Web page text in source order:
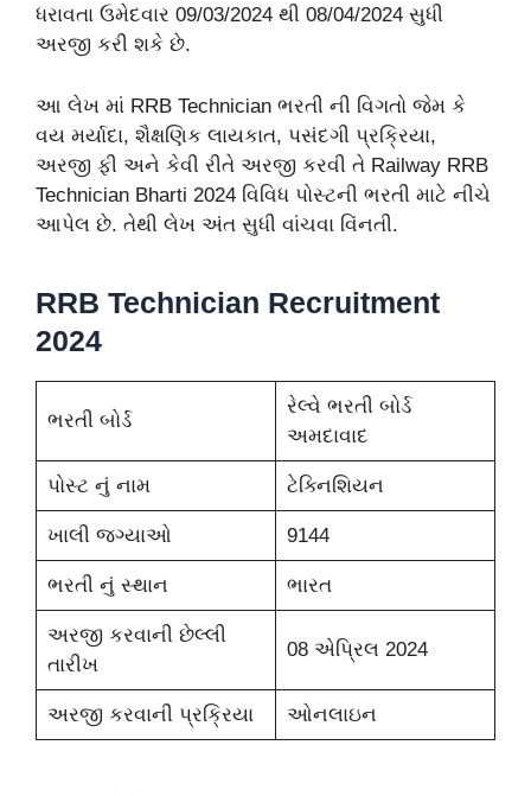
ધરાવતા ઉમેદવાર 09/03/2024 થી 08/04/2024 સુધી
અરજી કરી શકે છે.
આ લેખ માં RRB Technician ભરતી ની વિગતો જેમ કે
વય મર્યાદા, શૈક્ષણિક લાયકાત, પસંદગી પ્રક્રિયા,
અરજી ફી અને કેવી રીતે અરજી કરવી તે Railway RRB
Technician Bharti 2024 વિવિધ પોસ્ટની ભરતી માટે નીચે
આપેલ છે. તેથી લેખ અંત સુધી વાંચવા વિંનતી.
RRB Technician Recruitment
2024
ભરતી બોર્ડ
રેલ્વે ભરતી બોર્ડ
અમદાવાદ
પોસ્ટ નું નામ ટેક્નિશિયન
ખાલી જગ્યાઓ 9144
ભરતી નું સ્થાન ભારત
અરજી કરવાની છેલ્લી
તારીખ
08 એપ્રિલ 2024
અરજી કરવાની પ્રક્રિયા ઓનલાઇન